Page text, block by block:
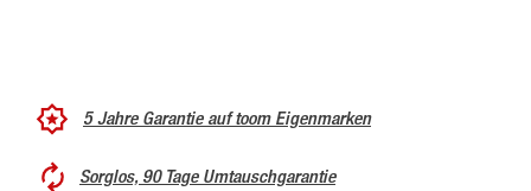
5 Jahre Garantie auf toom Eigenmarken
Sorglos, 90 Tage Umtauschgarantie